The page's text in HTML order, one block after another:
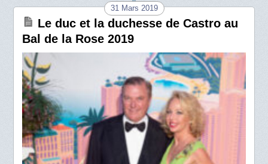
31 Mars 2019
Le duc et la duchesse de Castro au
Bal de la Rose 2019